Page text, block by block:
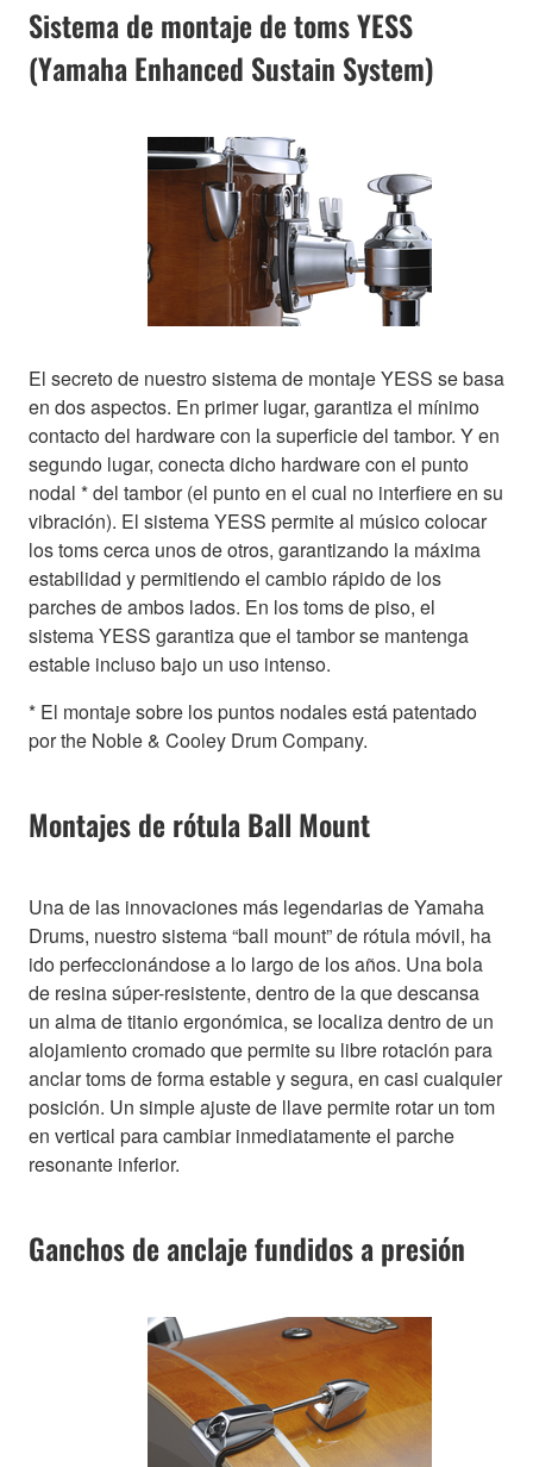
Sistema de montaje de toms YESS
(Yamaha Enhanced Sustain System)
El secreto de nuestro sistema de montaje YESS se basa
en dos aspectos. En primer lugar, garantiza el mínimo
contacto del hardware con la superficie del tambor. Y en
segundo lugar, conecta dicho hardware con el punto
nodal * del tambor (el punto en el cual no interfiere en su
vibración). El sistema YESS permite al músico colocar
los toms cerca unos de otros, garantizando la máxima
estabilidad y permitiendo el cambio rápido de los
parches de ambos lados. En los toms de piso, el
sistema YESS garantiza que el tambor se mantenga
estable incluso bajo un uso intenso.
* El montaje sobre los puntos nodales está patentado
por the Noble & Cooley Drum Company.
Montajes de rótula Ball Mount
Una de las innovaciones más legendarias de Yamaha
Drums, nuestro sistema “ball mount” de rótula móvil, ha
ido perfeccionándose a lo largo de los años. Una bola
de resina súper-resistente, dentro de la que descansa
un alma de titanio ergonómica, se localiza dentro de un
alojamiento cromado que permite su libre rotación para
anclar toms de forma estable y segura, en casi cualquier
posición. Un simple ajuste de llave permite rotar un tom
en vertical para cambiar inmediatamente el parche
resonante inferior.
Ganchos de anclaje fundidos a presión